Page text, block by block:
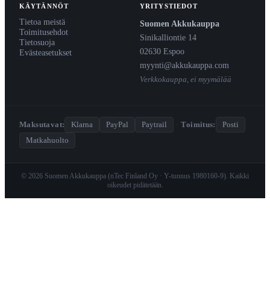
KÄYTÄNNÖT
Tietoa meistä
Toimitusehdot
Tietosuoja
Evästeasetukset
YRITYSTIEDOT
Suomen Akkukauppa
Sinikalliontie 14
02630 Espoo
myynti@akkukauppa.com
Verkkokauppa, ei myymälää
Maksutavat: Klarna PayPal Paytrail · Toimitus:
Posti
Matkahuolto
© 2026 Suomen Akkukauppa (nTec Finland Oy · Y-tunnus 1980160-9). Kaikki
oikeudet pidätetään.